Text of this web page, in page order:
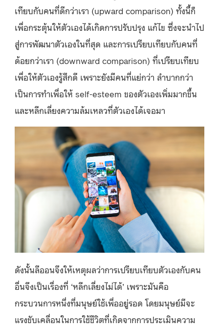
เทียบกับคนที่ดีกว่าเรา (upward comparison) ทั้งนี้ก็
เพื่อกระตุ้นให้ตัวเองได้เกิดการปรับปรุง แก้ไข ซึ่งจะนำไป
สู่การพัฒนาตัวเองในที่สุด และการเปรียบเทียบกับคนที่
ด้อยกว่าเรา (downward comparison) ที่เปรียบเทียบ
เพื่อให้ตัวเองรู้สึกดี เพราะยังมีคนที่แย่กว่า ลำบากกว่า
เป็นการทำเพื่อให้ self-esteem ของตัวเองเพิ่มมากขึ้น
และหลีกเลี่ยงความล้มเหลวที่ตัวเองได้เจอมา
ดังนั้นลีออนจึงให้เหตุผลว่าการเปรียบเทียบตัวเองกับคน
อื่นจึงเป็นเรื่องที่ ‘หลีกเลี่ยงไม่ได้’ เพราะมันคือ
กระบวนการหนึ่งที่มนุษย์ใช้เพื่ออยู่รอด โดยมนุษย์มีจะ
แรงขับเคลื่อนในการใช้ชีวิตที่เกิดจากการประเมินความ